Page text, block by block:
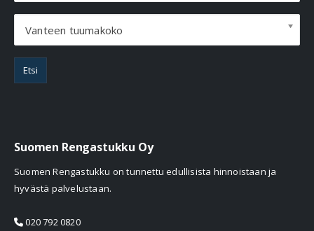
Vanteen tuumakoko
Etsi
Suomen Rengastukku Oy
Suomen Rengastukku on tunnettu edullisista hinnoistaan ja
hyvästä palvelustaan.
020 792 0820